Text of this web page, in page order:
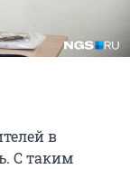
в
С таким